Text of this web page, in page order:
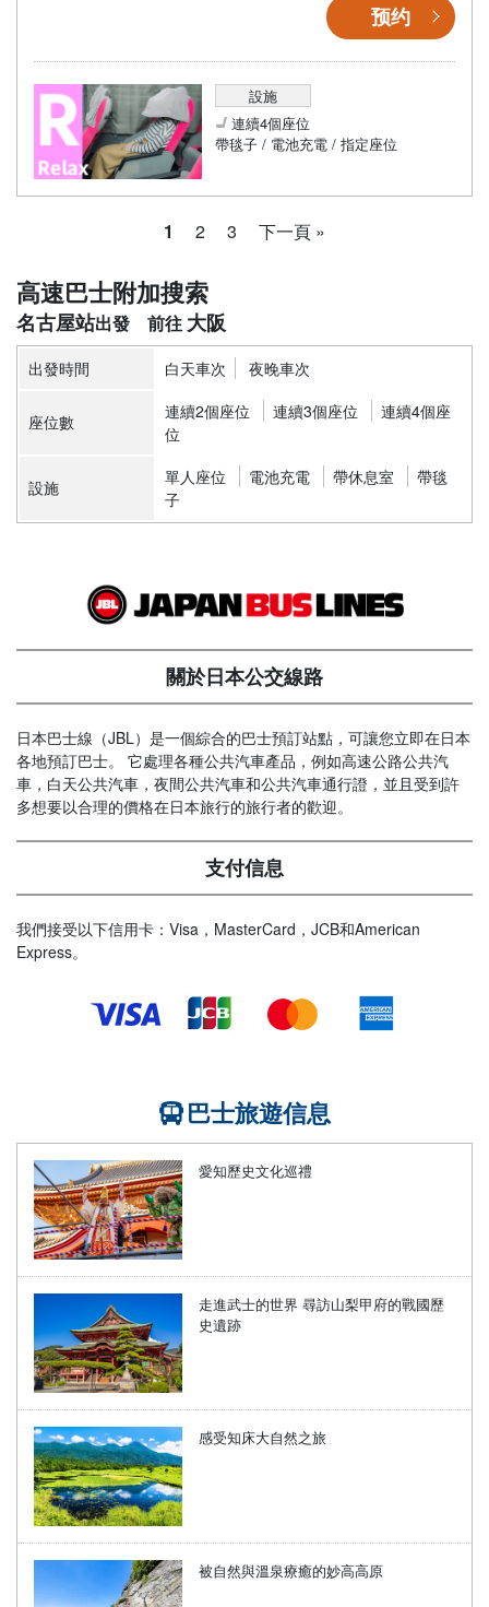
预约
設施
連續4個座位
帶毯子 / 電池充電 / 指定座位
1 2 3 下一頁 »
高速巴士附加搜索
名古屋站 大阪
出發時間 白天車次 夜晚車次
座位數 連續2個座位 連續3個座位
連續4個座
位
設施 單人座位 電池充電 帶休息室
帶毯
子
關於日本公交線路
日本巴士線（JBL）是一個綜合的巴士預訂站點，可讓您立即在日本
各地預訂巴士。 它處理各種公共汽車產品，例如高速公路公共汽
車，白天公共汽車，夜間公共汽車和公共汽車通行證，並且受到許
多想要以合理的價格在日本旅行的旅行者的歡迎。
支付信息
我們接受以下信用卡：Visa，MasterCard，JCB和American
Express。
巴士旅遊信息
愛知歷史文化巡禮
走進武士的世界 尋訪山梨甲府的戰國歷
史遺跡
感受知床大自然之旅
被自然與溫泉療癒的妙高高原